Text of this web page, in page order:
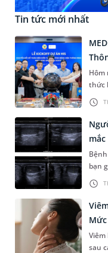
Tin tức mới nhất
Hôm
thức
bạn
sức
làm
sau